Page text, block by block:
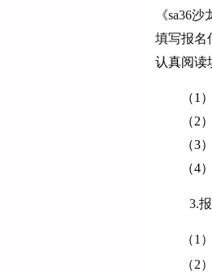
《sa36
填写报名
认真阅读
（1
（2
（3
（4
3.报
（1
（2）